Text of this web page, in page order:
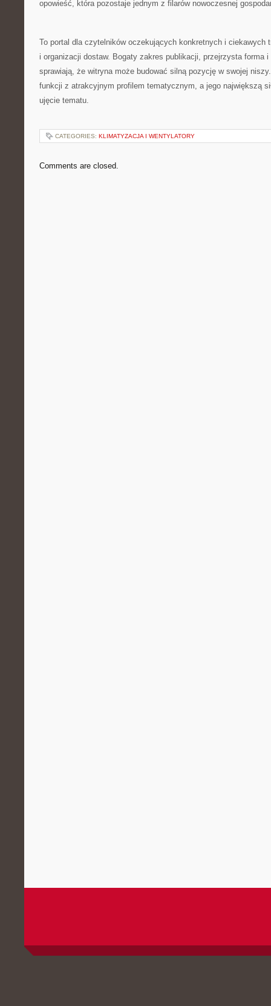
opowieść, która pozostaje jednym z filarów nowoczesnej
To portal dla czytelników oczekujących konkretnych i ciekawych
i organizacji dostaw. Bogaty zakres publikacji, przejrzysta forma
sprawiają, że witryna może budować silną pozycję w swojej
funkcji z atrakcyjnym profilem tematycznym, a jego największą
ujęcie tematu.
CATEGORIES: KLIMATYZACJA I WENTYLATORY
Comments are closed.